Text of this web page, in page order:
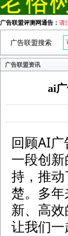
广告联盟评测网通告： 请
广告联盟搜索
广告联盟资讯
ai
回顾AI
一段创
持，推
楚。多
新、高
让我们